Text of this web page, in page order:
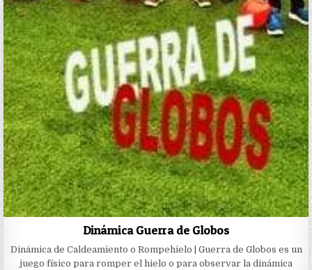
Dinámica Guerra de Globos
Dinámica de Caldeamiento o Rompehielo | Guerra de Globos es un
juego físico para romper el hielo o para observar la dinámica